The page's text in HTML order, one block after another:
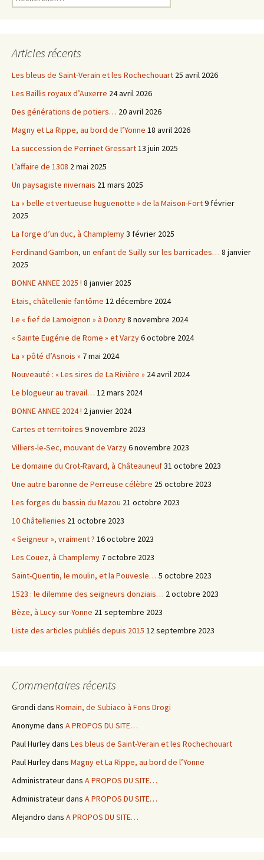
Articles récents
Les bleus de Saint-Verain et les Rochechouart 25 avril 2026
Les Baillis royaux d’Auxerre 24 avril 2026
Des générations de potiers… 20 avril 2026
Magny et La Rippe, au bord de l’Yonne 18 avril 2026
La succession de Perrinet Gressart13 juin 2025
L’affaire de 1308 2 mai 2025
Un paysagiste nivernais 21 mars 2025
La « belle et vertueuse huguenotte » de la Maison-Fort9 février
2025
La forge d’un duc, à Champlemy3 février 2025
Ferdinand Gambon, un enfant de Suilly sur les barricades… 8 janvier
2025
BONNE ANNEE 2025 ! 8 janvier 2025
Etais, châtellenie fantôme 12 décembre 2024
Le « fief de Lamoignon » à Donzy8 novembre 2024
« Sainte Eugénie de Rome » et Varzy6 octobre 2024
La « pôté d’Asnois » 7 mai 2024
Nouveauté : « Les sires de La Rivière » 24 avril 2024
Le blogueur au travail… 12 mars 2024
BONNE ANNEE 2024 ! 2 janvier 2024
Cartes et territoires 9 novembre 2023
Villiers-le-Sec, mouvant de Varzy6 novembre 2023
Le domaine du Crot-Ravard, à Châteauneuf31 octobre 2023
Une autre baronne de Perreuse célèbre 25 octobre 2023
Les forges du bassin du Mazou 21 octobre 2023
10 Châtellenies 21 octobre 2023
« Seigneur », vraiment ? 16 octobre 2023
Les Couez, à Champlemy 7 octobre 2023
Saint-Quentin, le moulin, et la Pouvesle… 5 octobre 2023
1523 : le dilemme des seigneurs donziais… 2 octobre 2023
Bèze, à Lucy-sur-Yonne 21 septembre 2023
Liste des articles publiés depuis 2015 12 septembre 2023
Commentaires récents
Grondi dans Romain, de Subiaco à Fons Drogi
Anonyme dans A PROPOS DU SITE…
Paul Hurleydans Les bleus de Saint-Verain et les Rochechouart
Paul Hurleydans Magny et La Rippe, au bord de l’Yonne
Administrateurdans A PROPOS DU SITE…
Administrateurdans A PROPOS DU SITE…
Alejandro dans A PROPOS DU SITE…